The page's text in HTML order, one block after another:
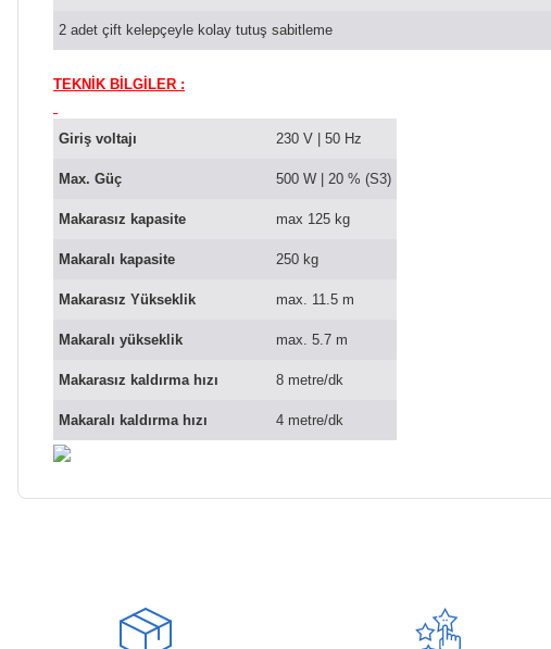
2 adet çift kelepçeyle kolay tutuş sabitleme
TEKNİK BİLGİLER :
Giriş voltajı 230 V | 50 Hz
Max. Güç 500 W | 20 % (S3)
Makarasız kapasite max 125 kg
Makaralı kapasite 250 kg
Makarasız Yükseklik max. 11.5 m
Makaralı yükseklik max. 5.7 m
Makarasız kaldırma hızı 8 metre/dk
Makaralı kaldırma hızı 4 metre/dk
Ürün açıklamasında eksik bilgiler bulunuyor.
Ürün bilgilerinde hatalar bulunuyor.